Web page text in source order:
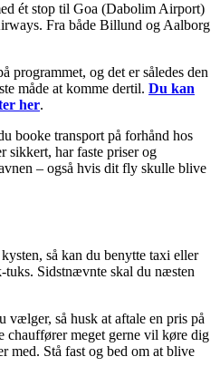
ét stop til Goa (Dabolim Airport)
Fra både Billund og Aalborg
programmet, og det er således den
måde at komme dertil. Du kan
her.
booke transport på forhånd hos
sikkert, har faste priser og
– også hvis dit fly skulle blive
så kan du benytte taxi eller
tuks. Sidstnævnte skal du næsten
vælger, så husk at aftale en pris på
chauffører meget gerne vil køre dig
med. Stå fast og bed om at blive